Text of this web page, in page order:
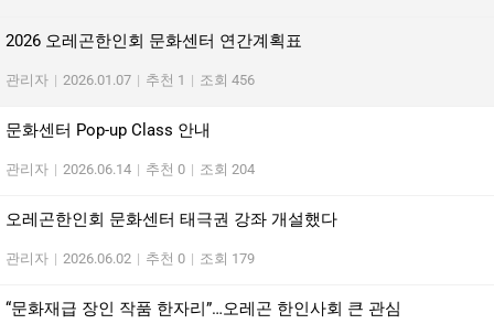
2026 오레곤한인회 문화센터 연간계획표
관리자 | 2026.01.07 | 추천 1 | 조회 456
문화센터 Pop-up Class 안내
관리자 | 2026.06.14 | 추천 0 | 조회 204
오레곤한인회 문화센터 태극권 강좌 개설했다
관리자 | 2026.06.02 | 추천 0 | 조회 179
“문화재급 장인 작품 한자리”…오레곤 한인사회 큰 관심